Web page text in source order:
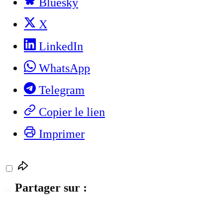
Bluesky
X
LinkedIn
WhatsApp
Telegram
Copier le lien
Imprimer
Partager sur :